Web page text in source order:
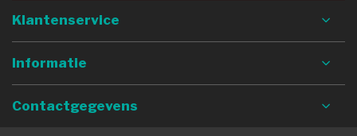
Klantenservice
Informatie
Contactgegevens